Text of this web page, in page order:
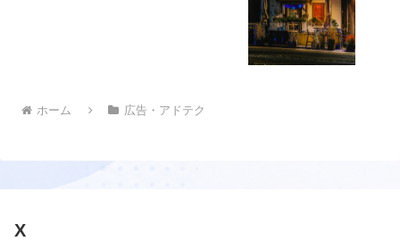
ホーム 広告・アドテク
X